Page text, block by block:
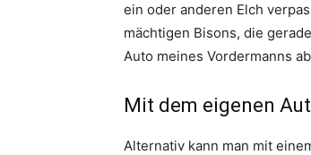
ein oder anderen Elch
mächtigen Bisons, die
Auto meines Vordermanns
Mit dem eigenen
Alternativ kann man mit